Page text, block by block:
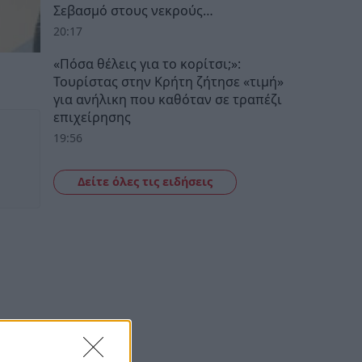
Σεβασμό στους νεκρούς…
20:17
«Πόσα θέλεις για το κορίτσι;»:
Τουρίστας στην Κρήτη ζήτησε «τιμή»
για ανήλικη που καθόταν σε τραπέζι
επιχείρησης
19:56
Δείτε όλες τις ειδήσεις